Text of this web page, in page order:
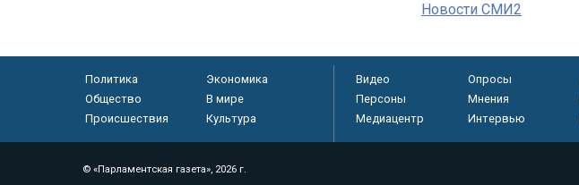
Новости СМИ2
Политика
Экономика
Общество
В мире
Происшествия
Культура
Видео Опросы
Персоны
Мнения
Медиацентр
Интервью
© «Парламентская газета», 2026 г.